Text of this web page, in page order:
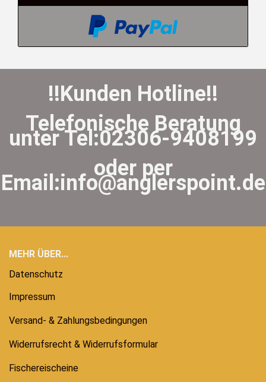
!!Kunden Hotline!!
Telefonische Beratung
unter Tel:02306-9408199
oder per
Email:info@anglerspoint.de
MEHR ÜBER...
Datenschutz
Impressum
Versand- & Zahlungsbedingungen
Widerrufsrecht & Widerrufsformular
Fischereischeine